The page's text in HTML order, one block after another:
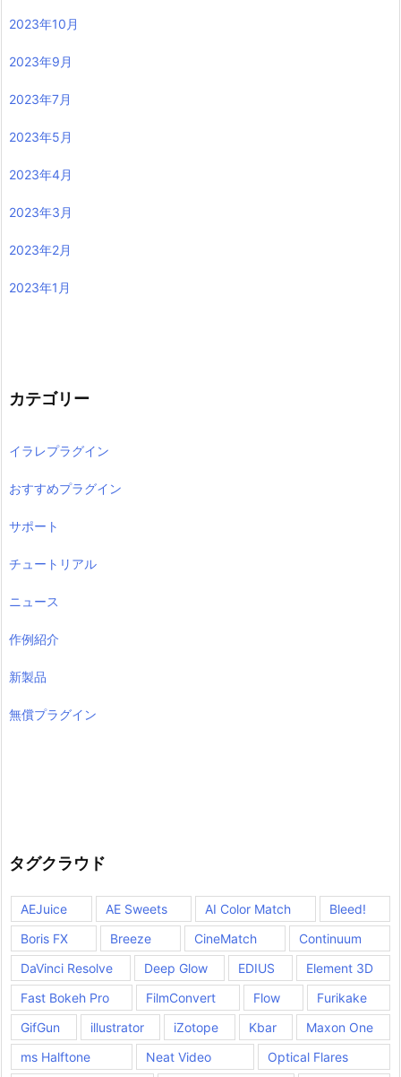
2023年10月
2023年9月
2023年7月
2023年5月
2023年4月
2023年3月
2023年2月
2023年1月
カテゴリー
イラレプラグイン
おすすめプラグイン
サポート
チュートリアル
ニュース
作例紹介
新製品
無償プラグイン
タグクラウド
AEJuice AE Sweets AI Color Match
Bleed!
Boris FX
Breeze CineMatch
Continuum
DaVinci Resolve
Deep Glow EDIUS
Element 3D
Fast Bokeh Pro
FilmConvert Flow
Furikake
GifGun
illustrator iZotope Kbar
Maxon One
ms Halftone
Neat Video
Optical Flares